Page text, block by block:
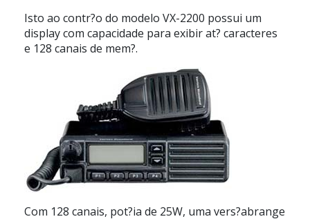
Isto ao contr?o do modelo VX-2200 possui um
display com capacidade para exibir at? caracteres
e 128 canais de mem?.
Com 128 canais, pot?ia de 25W, uma vers?abrange